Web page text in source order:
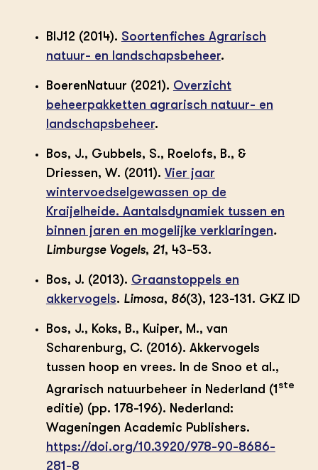
BIJ12 (2014). Soortenfiches Agrarisch
natuur- en landschapsbeheer.
BoerenNatuur (2021). Overzicht
beheerpakketten agrarisch natuur- en
landschapsbeheer.
Bos, J., Gubbels, S., Roelofs, B., &
Driessen, W. (2011). Vier jaar
wintervoedselgewassen op de
Kraijelheide. Aantalsdynamiek tussen en
binnen jaren en mogelijke verklaringen.
Limburgse Vogels, 21, 43-53.
Bos, J. (2013). Graanstoppels en
akkervogels. Limosa, 86(3), 123-131. GKZ ID
Bos, J., Koks, B., Kuiper, M., van
Scharenburg, C. (2016). Akkervogels
tussen hoop en vrees. In de Snoo et al.,
Agrarisch natuurbeheer in Nederland (1 ste
editie) (pp. 178-196). Nederland:
Wageningen Academic Publishers.
https://doi.org/10.3920/978-90-8686-
281-8